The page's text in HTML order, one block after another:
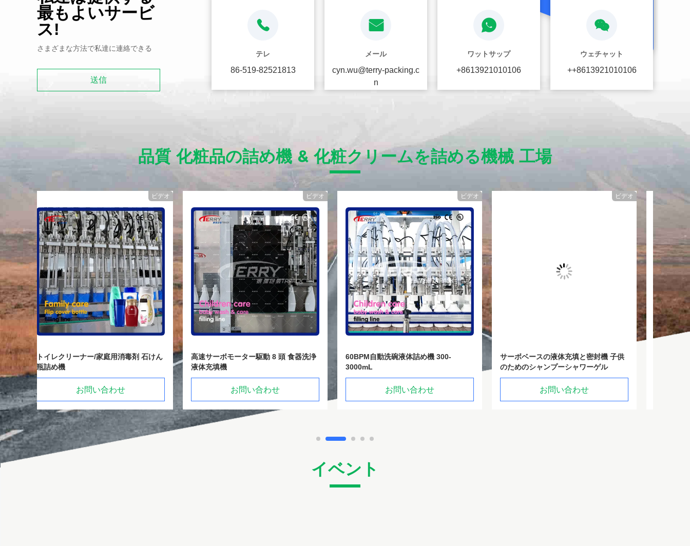
最もよいサービ
ス!
さまざまな方法で私達に連絡できる
送信
テレ
86-519-82521813
メール
cyn.wu@terry-packing.c
n
ワットサップ
+8613921010106
ウェチャット
++8613921010106
品質 化粧品の詰め機 & 化粧クリームを詰める機械 工場
けん
ビデオ
高速サーボモーター駆動 8 頭 食器洗浄
液体充填機
お問い合わせ
ビデオ
60BPM自動洗碗液体詰め機 300-
3000mL
お問い合わせ
ビデオ
サーボベースの液体充填と密封機 子供
のためのシャンプーシャワーゲル
お問い合わせ
ビデオ
ハンドクリームと油膏のための先端歯
磨き粉のパッケージングマシン
お問い合わせ
イベント